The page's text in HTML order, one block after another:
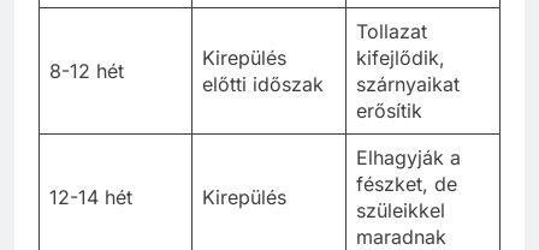
8-12 hét
Kirepülés
előtti időszak
Tollazat
kifejlődik,
szárnyaikat
erősítik
12-14 hét Kirepülés
Elhagyják a
fészket, de
szüleikkel
maradnak